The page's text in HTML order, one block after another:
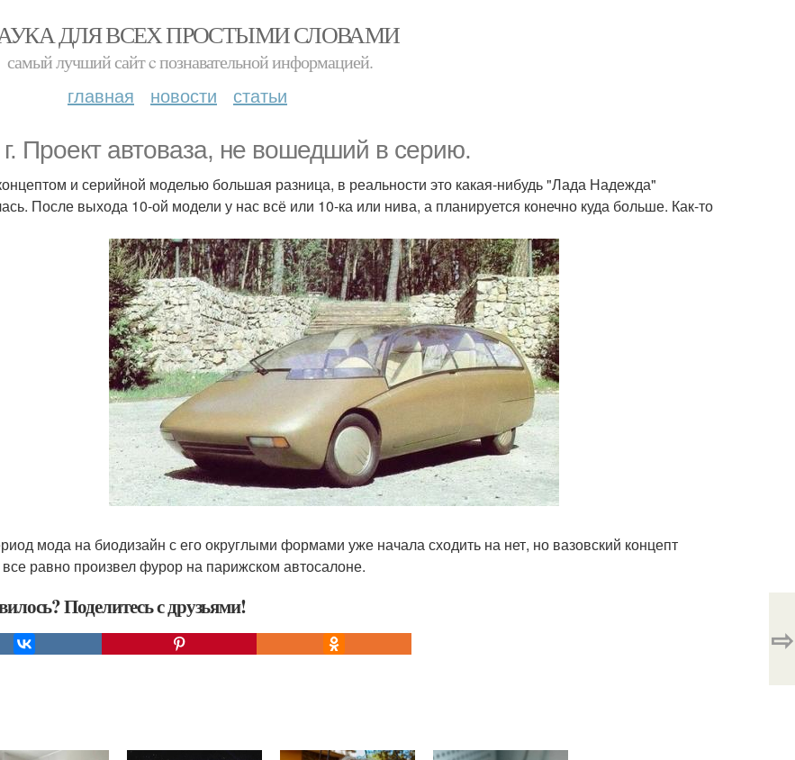
ДЛЯ ВСЕХ ПРОСТЫМИ СЛОВАМИ
самый лучший сайт c познавательной информацией.
главная новости статьи
Проект автоваза, не вошедший в серию.
и серийной моделью большая разница, в реальности это какая-нибудь "Лада Надежда"
После выхода 10-ой модели у нас всё или 10-ка или нива, а планируется конечно куда больше. Как-то
мода на биодизайн с его округлыми формами уже начала сходить на нет, но вазовский концепт
равно произвел фурор на парижском автосалоне.
Поделитесь с друзьями!
⇨